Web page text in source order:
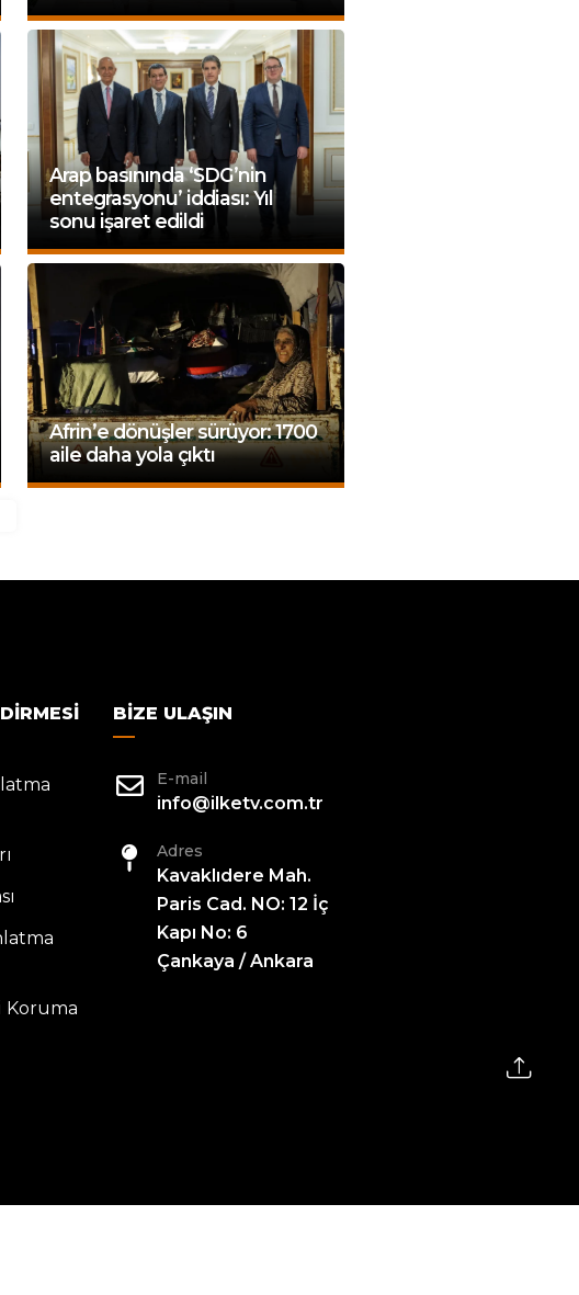
Arap basınında ‘SDG’nin
entegrasyonu’ iddiası: Yıl
sonu işaret edildi
Afrin’e dönüşler sürüyor: 1700
aile daha yola çıktı
Koruma
BIZE ULAŞIN
E-mail
info@ilketv.com.tr
Adres
Kavaklıdere Mah.
Paris Cad. NO: 12 İç
Kapı No: 6
Çankaya / Ankara